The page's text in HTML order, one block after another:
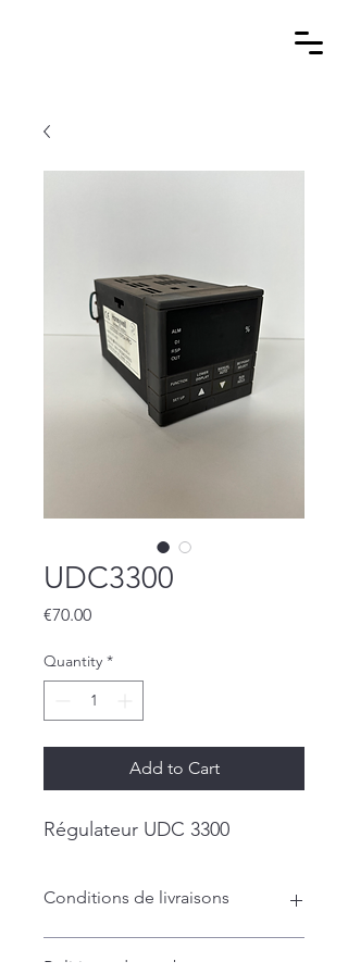
UDC3300
€70.00Price
Quantity *
Add to Cart
Régulateur UDC 3300
Conditions de livraisons
Politique de remboursement